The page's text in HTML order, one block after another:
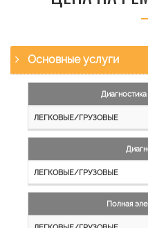
Основные услуги
работы
Легковые
и
Грузовые
автомобили
Полная